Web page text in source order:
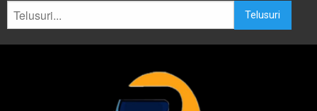
Telusuri